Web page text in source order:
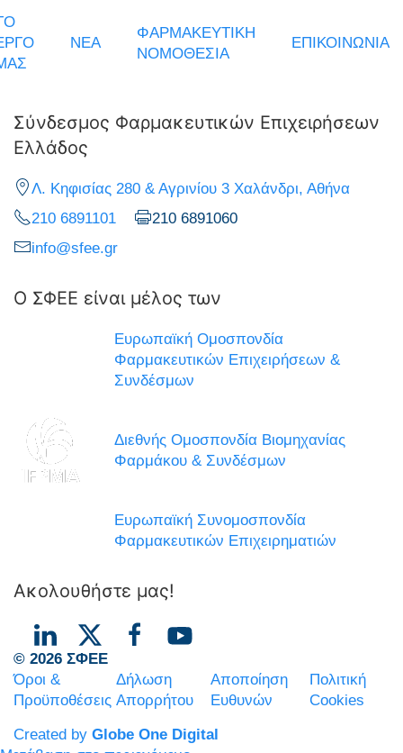
ΝΕΑ
ΦΑΡΜΑΚΕΥΤΙΚΗ
ΝΟΜΟΘΕΣΙΑ
ΕΠΙΚΟΙΝΩΝΙΑ
Σύνδεσμος Φαρμακευτικών Επιχειρήσεων
Ελλάδος
Λ. Κηφισίας 280 & Αγρινίου 3 Χαλάνδρι, Αθήνα
210 6891101
210 6891060
info@sfee.gr
Ο ΣΦΕΕ είναι μέλος των
Ευρωπαϊκή Ομοσπονδία
Φαρμακευτικών Επιχειρήσεων &
Συνδέσμων
Διεθνής Ομοσπονδία Βιομηχανίας
Φαρμάκου & Συνδέσμων
Ευρωπαϊκή Συνομοσπονδία
Φαρμακευτικών Επιχειρηματιών
Ακολουθήστε μας!
© 2026 ΣΦΕΕ
Όροι &
Προϋποθέσεις
Δήλωση
Απορρήτου
Αποποίηση
Ευθυνών
Πολιτική
Cookies
Created by Globe One Digital